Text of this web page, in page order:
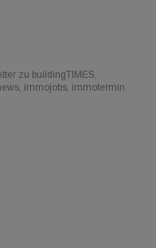
zu buildingTIMES,
immojobs, immotermin